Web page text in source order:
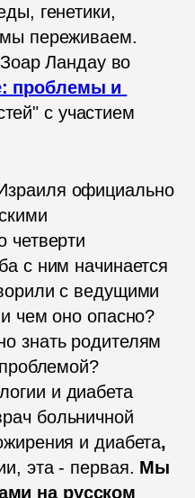
генетики,
переживаем.
Ландау во
проблемы и
с участием
официально
четверти
с ним начинается
с ведущими
чем оно опасно?
знать родителям
(а также бабушкам и дедушкам), если в семье есть ребенок с этой проблемой?
и диабета
больничной
и диабета
эта - первая. Мы
на русском